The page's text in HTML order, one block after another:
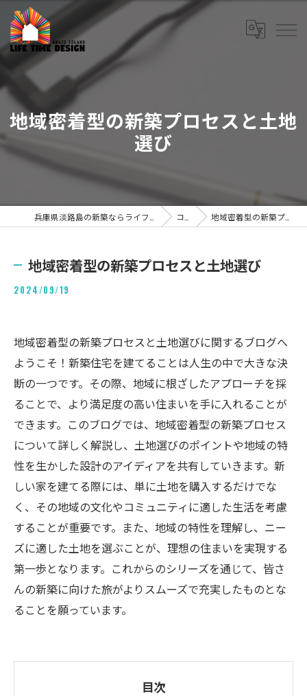
地域密着型の新築プロセスと土地
選び
コラム 地域密着型の新築プロセスと土地選び
地域密着型の新築プロセスと土地選び
2024/09/19
地域密着型の新築プロセスと土地選びに関するブログへ
ようこそ！新築住宅を建てることは人生の中で大きな決
断の一つです。その際、地域に根ざしたアプローチを採
ることで、より満足度の高い住まいを手に入れることが
できます。このブログでは、地域密着型の新築プロセス
について詳しく解説し、土地選びのポイントや地域の特
性を生かした設計のアイディアを共有していきます。新
しい家を建てる際には、単に土地を購入するだけでな
く、その地域の文化やコミュニティに適した生活を考慮
することが重要です。また、地域の特性を理解し、ニー
ズに適した土地を選ぶことが、理想の住まいを実現する
第一歩となります。これからのシリーズを通じて、皆さ
んの新築に向けた旅がよりスムーズで充実したものとな
ることを願っています。
目次